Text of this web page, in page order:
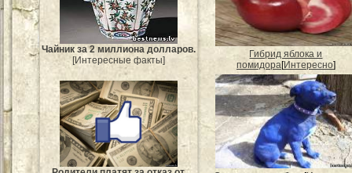
Чайник за 2 миллиона долларов.
[Интересные факты]
Гибрид яблока и
помидора[Интересно]